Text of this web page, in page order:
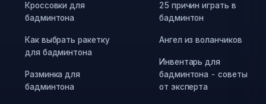
Кроссовки для
бадминтона
Как выбрать ракетку
для бадминтона
Разминка для
бадминтона
25 причин играть в
бадминтон
Ангел из воланчиков
Инвентарь для
бадминтона - советы
от эксперта